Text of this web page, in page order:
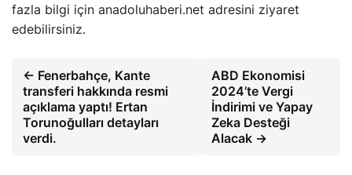
fazla bilgi için anadoluhaberi.net adresini ziyaret
edebilirsiniz.
← Fenerbahçe, Kante
transferi hakkında resmi
açıklama yaptı! Ertan
Torunoğulları detayları
verdi.
ABD Ekonomisi
2024’te Vergi
İndirimi ve Yapay
Zeka Desteği
Alacak →